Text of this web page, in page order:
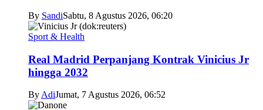
By SandiSabtu, 8 Agustus 2026, 06:20
Sport & Health
Real Madrid Perpanjang Kontrak Vinicius Jr
hingga 2032
By AdiJumat, 7 Agustus 2026, 06:52